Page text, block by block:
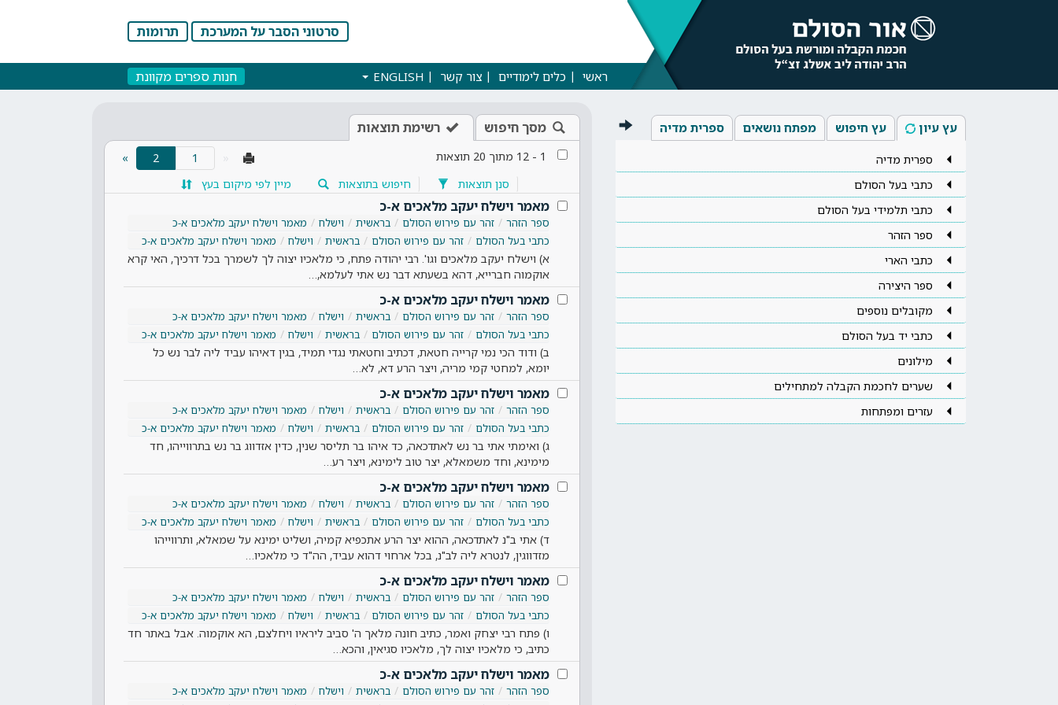
סרטוני הסבר על המערכת תרומות
ראשי כלים לימודיים צור קשר ENGLISH חנות ספרים מקוונת
עץ עיון עץ חיפוש מפתח נושאים ספרית מדיה
ספרית מדיה
כתבי בעל הסולם
כתבי תלמידי בעל הסולם
ספר הזהר
כתבי הארי
ספר היצירה
מקובלים נוספים
כתבי יד בעל הסולם
מילונים
שערים לחכמת הקבלה למתחילים
עזרים ומפתחות
מסך חיפוש רשימת תוצאות
1
-
12 מתוך 20 תוצאות 2
»
סנן תוצאות
חיפוש בתוצאות מיין לפי מיקום בעץ
מאמר וישלח יעקב מלאכים א-כ
ספר הזהר זהר עם פירוש הסולם בראשית וישלח
מאמר וישלח יעקב מלאכים א-כ
כתבי בעל הסולם
זהר עם פירוש הסולם בראשית וישלח מאמר וישלח יעקב מלאכים א-כ
א) וישלח יעקב מלאכים וגו'. רבי יהודה פתח, כי מלאכיו יצוה לך לשמרך בכל דרכיך, האי קרא
אוקמוה חברייא, דהא בשעתא דבר נש אתי לעלמא,…
מאמר וישלח יעקב מלאכים א-כ
ספר הזהר זהר עם פירוש הסולם בראשית וישלח
מאמר וישלח יעקב מלאכים א-כ
כתבי בעל הסולם
זהר עם פירוש הסולם בראשית וישלח מאמר וישלח יעקב מלאכים א-כ
ב) ודוד הכי נמי קרייה חטאת, דכתיב וחטאתי נגדי תמיד, בגין דאיהו עביד ליה לבר נש כל
יומא, למחטי קמי מריה, ויצר הרע דא, לא…
מאמר וישלח יעקב מלאכים א-כ
ספר הזהר זהר עם פירוש הסולם בראשית וישלח
מאמר וישלח יעקב מלאכים א-כ
כתבי בעל הסולם
זהר עם פירוש הסולם בראשית וישלח מאמר וישלח יעקב מלאכים א-כ
ג) ואימתי אתי בר נש לאתדכאה, כד איהו בר תליסר שנין, כדין אזדווג בר נש בתרווייהו, חד
מימינא, וחד משמאלא, יצר טוב לימינא, ויצר רע…
מאמר וישלח יעקב מלאכים א-כ
ספר הזהר זהר עם פירוש הסולם בראשית וישלח
מאמר וישלח יעקב מלאכים א-כ
כתבי בעל הסולם
זהר עם פירוש הסולם בראשית וישלח מאמר וישלח יעקב מלאכים א-כ
ד) אתי ב"נ לאתדכאה, ההוא יצר הרע אתכפיא קמיה, ושליט ימינא על שמאלא, ותרווייהו
מזדווגין, לנטרא ליה לב"נ, בכל ארחוי דהוא עביד, הה"ד כי מלאכיו…
מאמר וישלח יעקב מלאכים א-כ
ספר הזהר זהר עם פירוש הסולם בראשית וישלח
מאמר וישלח יעקב מלאכים א-כ
כתבי בעל הסולם
זהר עם פירוש הסולם בראשית וישלח מאמר וישלח יעקב מלאכים א-כ
ו) פתח רבי יצחק ואמר, כתיב חונה מלאך ה' סביב ליראיו ויחלצם, הא אוקמוה. אבל באתר חד
כתיב, כי מלאכיו יצוה לך, מלאכיו סגיאין, והכא…
מאמר וישלח יעקב מלאכים א-כ
ספר הזהר זהר עם פירוש הסולם בראשית וישלח
מאמר וישלח יעקב מלאכים א-כ